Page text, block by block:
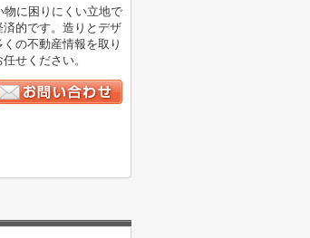
に困りにくい立地で
的です。造りとデザ
の不動産情報を取り
せください。